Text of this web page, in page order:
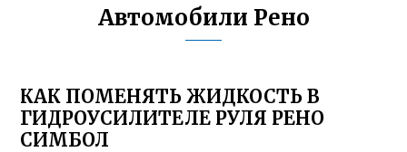
Автомобили Рено
КАК ПОМЕНЯТЬ ЖИДКОСТЬ В
ГИДРОУСИЛИТЕЛЕ РУЛЯ РЕНО
СИМБОЛ